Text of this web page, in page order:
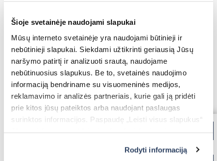
Šioje svetainėje naudojami slapukai
Mūsų interneto svetainėje yra naudojami būtinieji ir
nebūtinieji slapukai. Siekdami užtikrinti geriausią Jūsų
naršymo patirtį ir analizuoti srautą, naudojame
nebūtinuosius slapukus. Be to, svetainės naudojimo
informaciją bendriname su visuomeninės medijos,
reklamavimo ir analizės partneriais, kurie gali ją pridėti
prie kitos jūsų pateiktos arba naudojant paslaugas
surinktos informacijos. Paspaudę „Leisti visus slapukus“
paspauskite mygtuką „Rodyti informaciją“ šioje juostoje.
Rodyti informaciją
Priešgaisriniai vartai
Kodėl verta rinktis „Eco
Essence“?
tvarumu, bet ir aukšta kokybe.